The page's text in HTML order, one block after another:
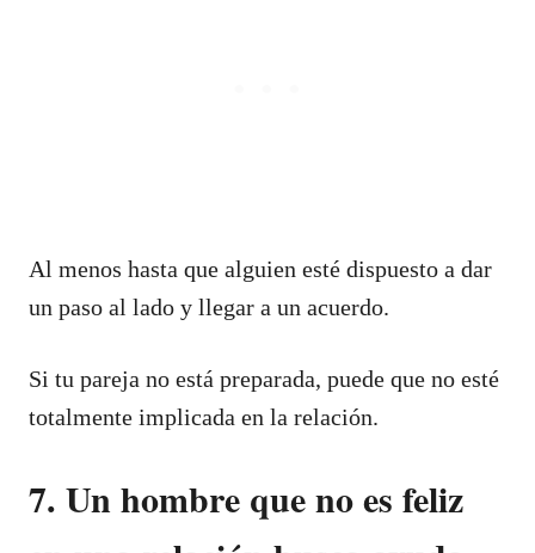
Al menos hasta que alguien esté dispuesto a dar
un paso al lado y llegar a un acuerdo.
Si tu pareja no está preparada, puede que no esté
totalmente implicada en la relación.
7. Un hombre que no es feliz